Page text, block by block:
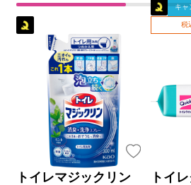
トイレマジックリン
キャ
税
トイ